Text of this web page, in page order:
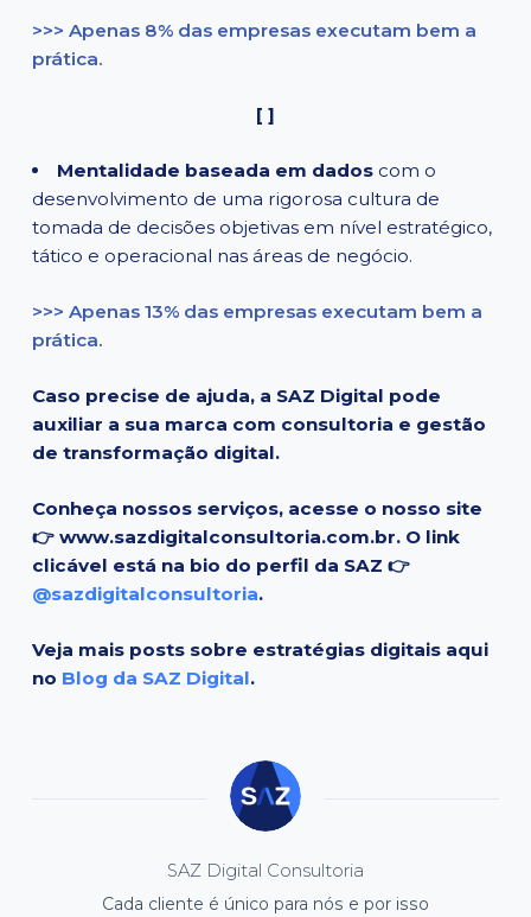
>>> Apenas 8% das empresas executam bem a
prática.
[ ]
Mentalidade baseada em dados com o
desenvolvimento de uma rigorosa cultura de
tomada de decisões objetivas em nível estratégico,
tático e operacional nas áreas de negócio.
>>> Apenas 13% das empresas executam bem a
prática.
Caso precise de ajuda, a SAZ Digital pode
auxiliar a sua marca com consultoria e gestão
de transformação digital.
Conheça nossos serviços, acesse o nosso site
👉 www.sazdigitalconsultoria.com.br. O link
clicável está na bio do perfil da SAZ 👉
@sazdigitalconsultoria.
Veja mais posts sobre estratégias digitais aqui
no Blog da SAZ Digital.
SAZ Digital Consultoria
Cada cliente é único para nós e por isso